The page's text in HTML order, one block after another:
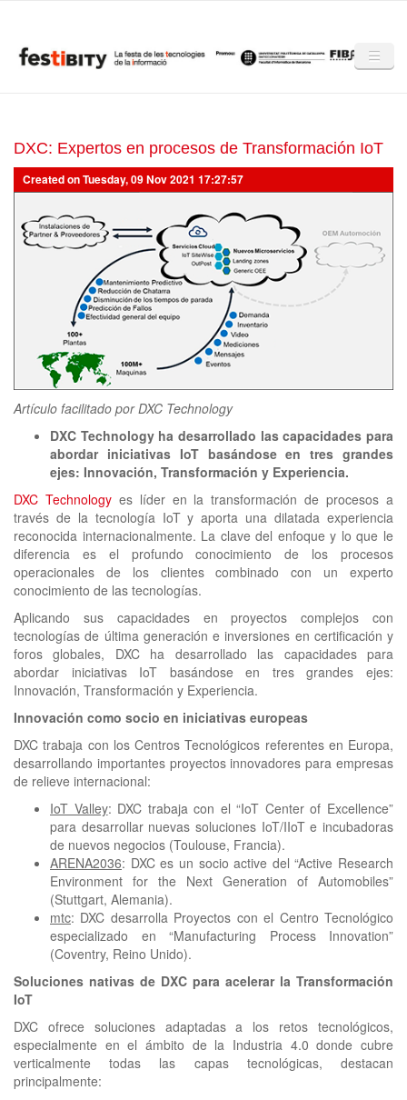
Club Festibity
La Festibity
Partners
Altres edicions
clickNEWS
DXC: Expertos en procesos de Transformación IoT
Created on Tuesday, 09 Nov 2021 17:27:57
Artículo facilitado por DXC Technology
DXC Technology ha desarrollado las capacidades para
abordar iniciativas IoT basándose en tres grandes
ejes: Innovación, Transformación y Experiencia.
DXC Technologyes líder en la transformación de procesos a
través de la tecnología IoT y aporta una dilatada experiencia
reconocida internacionalmente. La clave del enfoque y lo que le
diferencia es el profundo conocimiento de los procesos
operacionales de los clientes combinado con un experto
conocimiento de las tecnologías.
Aplicando sus capacidades en proyectos complejos con
tecnologías de última generación e inversiones en certificación y
foros globales, DXC ha desarrollado las capacidades para
abordar iniciativas IoT basándose en tres grandes ejes:
Innovación, Transformación y Experiencia.
Innovación como socio en iniciativas europeas
DXC trabaja con los Centros Tecnológicos referentes en Europa,
desarrollando importantes proyectos innovadores para empresas
de relieve internacional:
IoT Valley: DXC trabaja con el “IoT Center of Excellence”
para desarrollar nuevas soluciones IoT/IIoT e incubadoras
de nuevos negocios (Toulouse, Francia).
ARENA2036: DXC es un socio active del “Active Research
Environment for the Next Generation of Automobiles”
(Stuttgart, Alemania).
mtc: DXC desarrolla Proyectos con el Centro Tecnológico
especializado en “Manufacturing Process Innovation”
(Coventry, Reino Unido).
Soluciones nativas de DXC para acelerar la Transformación
IoT
DXC ofrece soluciones adaptadas a los retos tecnológicos,
especialmente en el ámbito de la Industria 4.0 donde cubre
verticalmente todas las capas tecnológicas, destacan
principalmente: